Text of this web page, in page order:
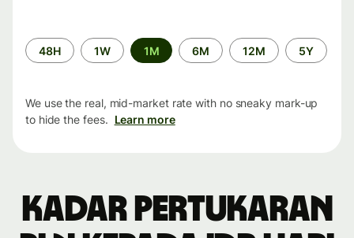
Time
period
48H 1W 1M 6M 12M 5Y
We use the real, mid-market rate with no sneaky mark-up
to hide the fees. Learn more
Kadar pertukaran